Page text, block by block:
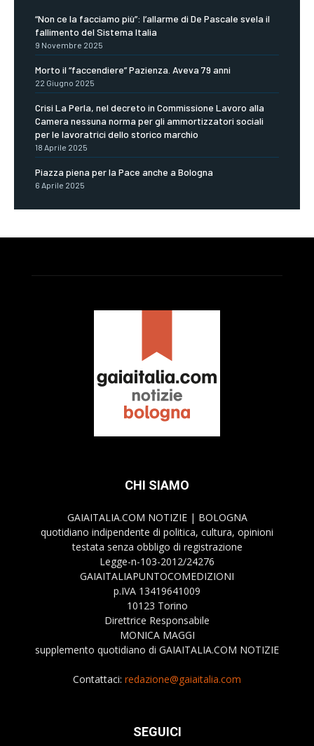
“Non ce la facciamo più”: l’allarme di De Pascale svela il
fallimento del Sistema Italia
9 Novembre 2025
Morto il “faccendiere” Pazienza. Aveva 79 anni
22 Giugno 2025
Crisi La Perla, nel decreto in Commissione Lavoro alla
Camera nessuna norma per gli ammortizzatori sociali
per le lavoratrici dello storico marchio
18 Aprile 2025
Piazza piena per la Pace anche a Bologna
6 Aprile 2025
CHI SIAMO
GAIAITALIA.COM NOTIZIE | BOLOGNA
quotidiano indipendente di politica, cultura, opinioni
testata senza obbligo di registrazione
Legge-n-103-2012/24276
GAIAITALIAPUNTOCOMEDIZIONI
p.IVA 13419641009
10123 Torino
Direttrice Responsabile
MONICA MAGGI
supplemento quotidiano di GAIAITALIA.COM NOTIZIE
Contattaci: redazione@gaiaitalia.com
SEGUICI